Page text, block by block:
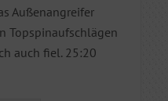
Außenangreifer
Topspinaufschlägen
auch fiel. 25:20